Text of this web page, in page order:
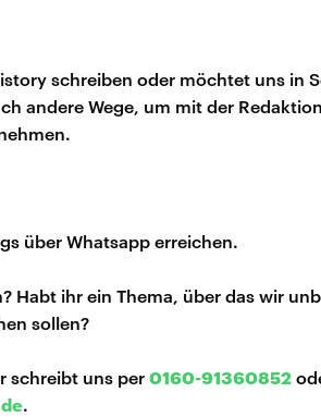
schreiben oder möchtet uns in
andere Wege, um mit der
über Whatsapp erreichen.
Habt ihr ein Thema, über das wir
sollen?
schreibt uns per 0160-91360852
.